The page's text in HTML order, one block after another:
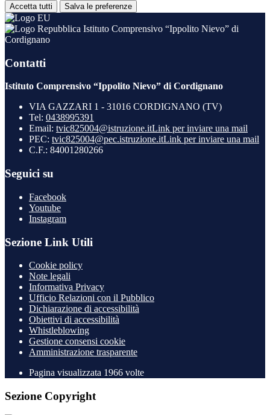
Accetta tutti Salva le preferenze
Istituto Comprensivo “Ippolito Nievo” di
Cordignano
Contatti
Istituto Comprensivo “Ippolito Nievo” di Cordignano
VIA GAZZARI 1 - 31016 CORDIGNANO (TV)
Tel: 0438995391
Email: tvic825004@istruzione.itLink per inviare una mail
PEC: tvic825004@pec.istruzione.itLink per inviare una mail
C.F.: 84001280266
Seguici su
Facebook
Youtube
Instagram
Sezione Link Utili
Cookie policy
Note legali
Informativa Privacy
Ufficio Relazioni con il Pubblico
Dichiarazione di accessibilità
Obiettivi di accessibilità
Whistleblowing
Gestione consensi cookie
Amministrazione trasparente
Pagina visualizzata 1966 volte
Sezione Copyright